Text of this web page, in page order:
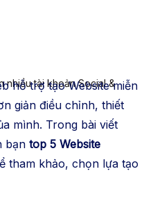
nhiều tài khoản Social &
hỗ trợ tạo Website miễn
giản điều chỉnh, thiết
mình. Trong bài viết
bạn top 5 Website
tham khảo, chọn lựa tạo